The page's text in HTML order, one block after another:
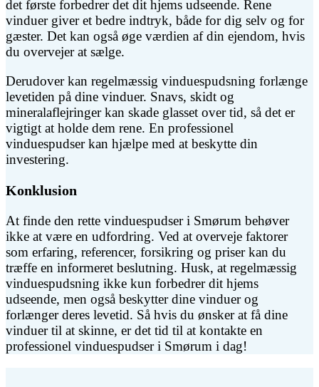
det første forbedrer det dit hjems udseende. Rene
vinduer giver et bedre indtryk, både for dig selv og for
gæster. Det kan også øge værdien af din ejendom, hvis
du overvejer at sælge.
Derudover kan regelmæssig vinduespudsning forlænge
levetiden på dine vinduer. Snavs, skidt og
mineralaflejringer kan skade glasset over tid, så det er
vigtigt at holde dem rene. En professionel
vinduespudser kan hjælpe med at beskytte din
investering.
Konklusion
At finde den rette vinduespudser i Smørum behøver
ikke at være en udfordring. Ved at overveje faktorer
som erfaring, referencer, forsikring og priser kan du
træffe en informeret beslutning. Husk, at regelmæssig
vinduespudsning ikke kun forbedrer dit hjems
udseende, men også beskytter dine vinduer og
forlænger deres levetid. Så hvis du ønsker at få dine
vinduer til at skinne, er det tid til at kontakte en
professionel vinduespudser i Smørum i dag!